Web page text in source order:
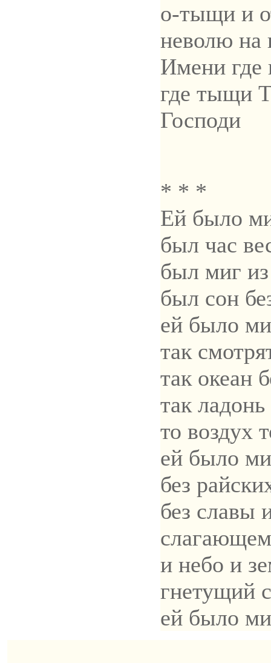
о-тыщи и
неволю
Имени
где тыщи
Господи
* * *
Ей было
был час
был миг из
был сон
ей было
так
так океан
так
то воздух
ей было
без
без славы
и небо и
гнетущий
ей было